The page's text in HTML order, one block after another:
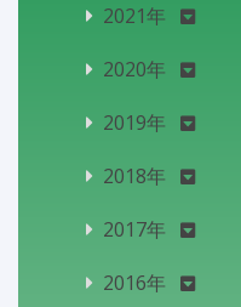
2021年
2020年
2019年
2018年
2017年
2016年